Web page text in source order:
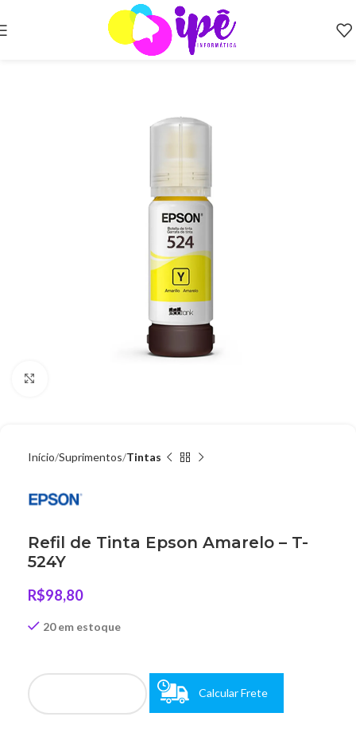
Início Suprimentos Tintas
Refil de Tinta Epson Amarelo – T-
524Y
R$98,80
20 em estoque
Calcular Frete